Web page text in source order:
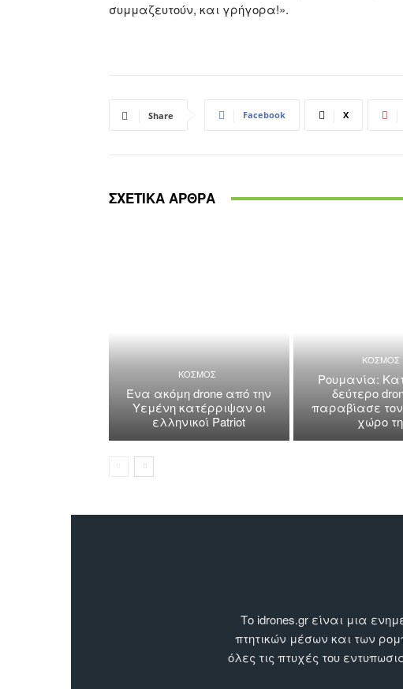
συμμαζευτούν, και γρήγορα!».
Share Facebook X
ΣΧΕΤΙΚΑ ΑΡΘΡΑ
ΚΟΣΜΟΣ
Ένα ακόμη drone από την
Υεμένη κατέρριψαν οι
ελληνικοί Patriot
ΚΟΣΜΟΣ
Ρουμανία:
δεύτερο
παραβίασε
χώρο
Το idrones.gr είναι μια
πτητικών μέσων και των
όλες τις πτυχές του